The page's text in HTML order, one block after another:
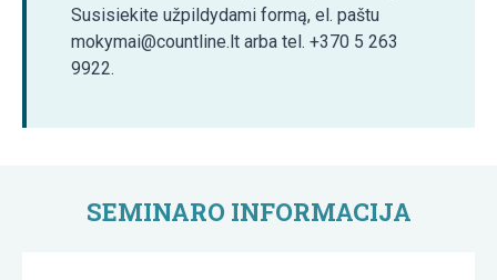
Susisiekite užpildydami formą, el. paštu
mokymai@countline.lt arba tel. +370 5 263
9922.
SEMINARO INFORMACIJA